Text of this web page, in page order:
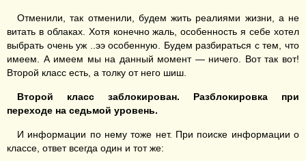
Отменили, так отменили, будем жить реалиями жизни, а не
витать в облаках. Хотя конечно жаль, особенность я себе хотел
выбрать очень уж ..ээ особенную. Будем разбираться с тем, что
имеем. А имеем мы на данный момент — ничего. Вот так вот!
Второй класс есть, а толку от него шиш.
Второй класс заблокирован. Разблокировка при
переходе на седьмой уровень.
И информации по нему тоже нет. При поиске информации о
классе, ответ всегда один и тот же: